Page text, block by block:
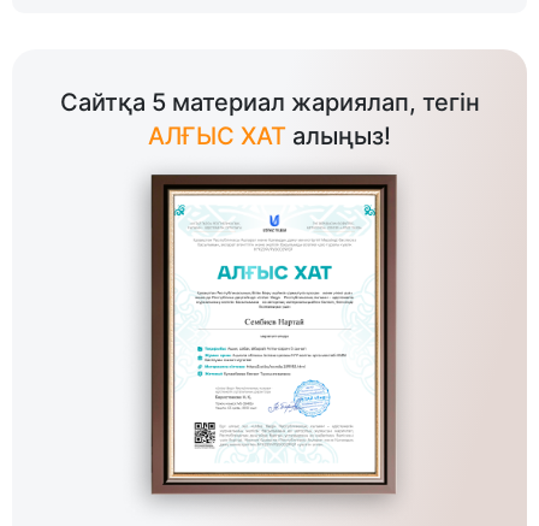
Сайтқа 5 материал жариялап, тегін
АЛҒЫС ХАТ алыңыз!